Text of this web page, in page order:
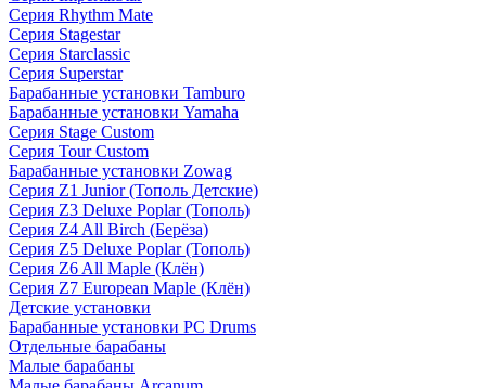
Серия Rhythm Mate
Серия Stagestar
Серия Starclassic
Серия Superstar
Барабанные установки Tamburo
Барабанные установки Yamaha
Серия Stage Custom
Серия Tour Custom
Барабанные установки Zowag
Серия Z1 Junior (Тополь Детские)
Серия Z3 Deluxe Poplar (Тополь)
Серия Z4 All Birch (Берёза)
Серия Z5 Deluxe Poplar (Тополь)
Серия Z6 All Maple (Клён)
Серия Z7 European Maple (Клён)
Детские установки
Барабанные установки PC Drums
Отдельные барабаны
Малые барабаны